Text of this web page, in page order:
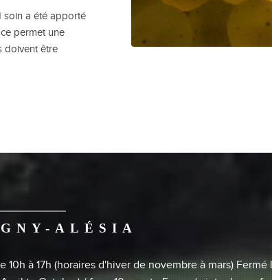
soin a été apporté
permet une
doivent être
ALÉSIA
à 17h (horaires d'hiver de novembre à mars)